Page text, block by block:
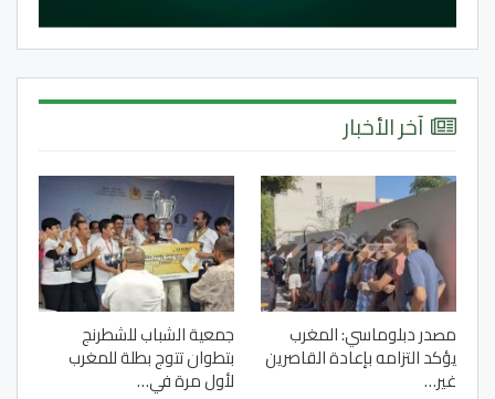
آخر الأخبار
مصدر دبلوماسي: المغرب
يؤكد التزامه بإعادة القاصرين
غير…
جمعية الشباب للشطرنج
بتطوان تتوج بطلة للمغرب
لأول مرة في…